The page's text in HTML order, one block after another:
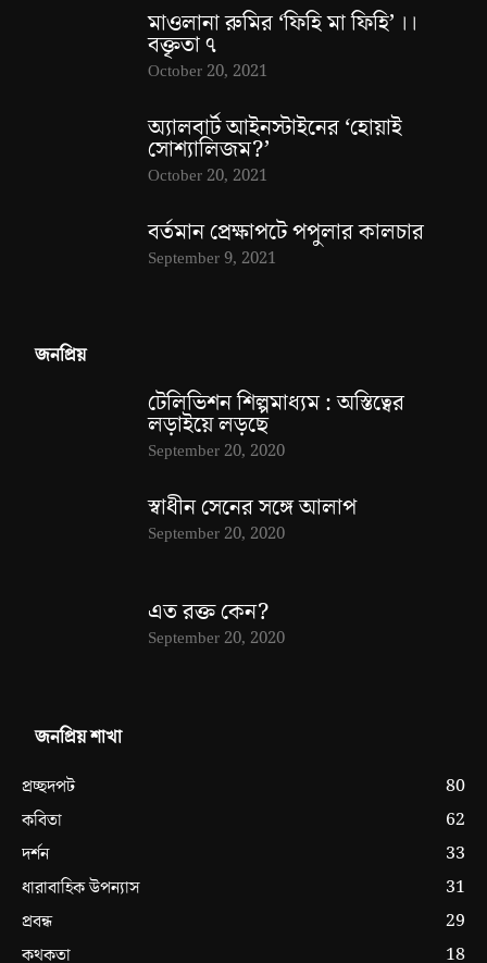
মাওলানা রুমির ‘ফিহি মা ফিহি’ ।।
বক্তৃতা ৭
October 20, 2021
অ্যালবার্ট আইনস্টাইনের ‘হোয়াই
সোশ্যালিজম?’
October 20, 2021
বর্তমান প্রেক্ষাপটে পপুলার কালচার
September 9, 2021
জনপ্রিয়
টেলিভিশন শিল্পমাধ্যম : অস্তিত্বের
লড়াইয়ে লড়ছে
September 20, 2020
স্বাধীন সেনের সঙ্গে আলাপ
September 20, 2020
এত রক্ত কেন?
September 20, 2020
জনপ্রিয় শাখা
প্রচ্ছদপট
80
কবিতা
62
দর্শন
33
ধারাবাহিক উপন্যাস
31
প্রবন্ধ
29
কথকতা
18